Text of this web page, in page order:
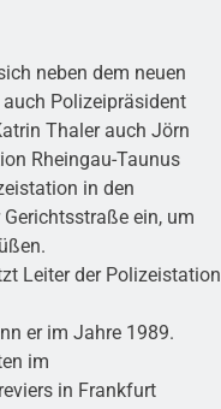
neben dem neuen
Polizeipräsident
Thaler auch Jörn
Rheingau-Taunus
in den
ein, um
Leiter der Polizeistation
er im Jahre 1989.
im
in Frankfurt